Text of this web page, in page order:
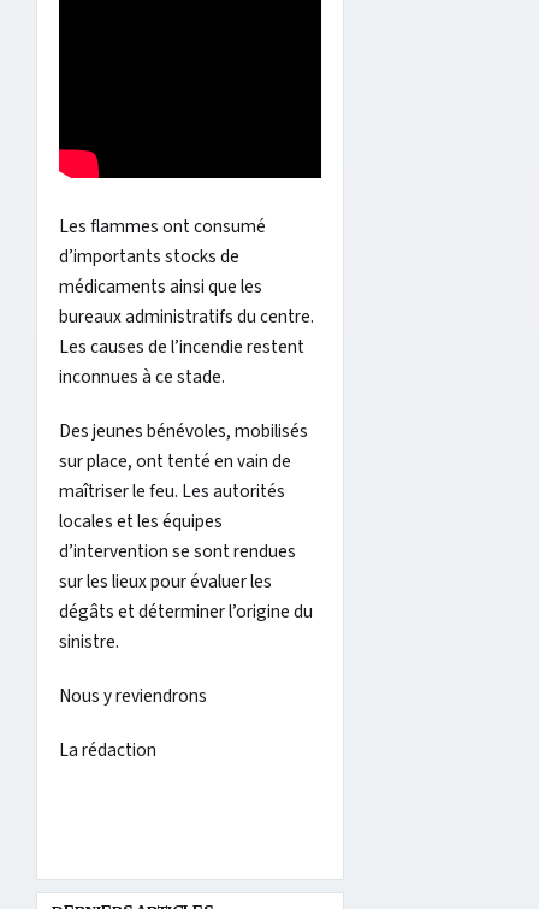
Les flammes ont consumé
d’importants stocks de
médicaments ainsi que les
bureaux administratifs du centre.
Les causes de l’incendie restent
inconnues à ce stade.
Des jeunes bénévoles, mobilisés
sur place, ont tenté en vain de
maîtriser le feu. Les autorités
locales et les équipes
d’intervention se sont rendues
sur les lieux pour évaluer les
dégâts et déterminer l’origine du
sinistre.
Nous y reviendrons
La rédaction